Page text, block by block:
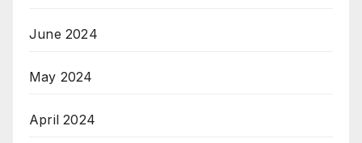
June 2024
May 2024
April 2024